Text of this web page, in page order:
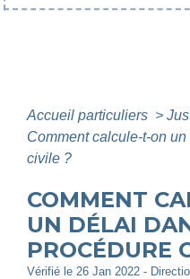
Accueil particuliers >
Comment calcule-t-on
civile ?
COMMENT
UN DÉLAI
PROCÉDURE
Vérifié le 26 Jan 2022 -